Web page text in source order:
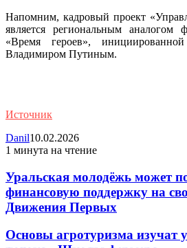
Напомним, кадровый проект
является региональным аналогом
«Время героев»,
Владимиром Путиным.
Источник
Danil10.02.2026
1 минута на чтение
Уральская молодёжь может
финансовую поддержку на
Движения Первых
Основы агротуризма изучат